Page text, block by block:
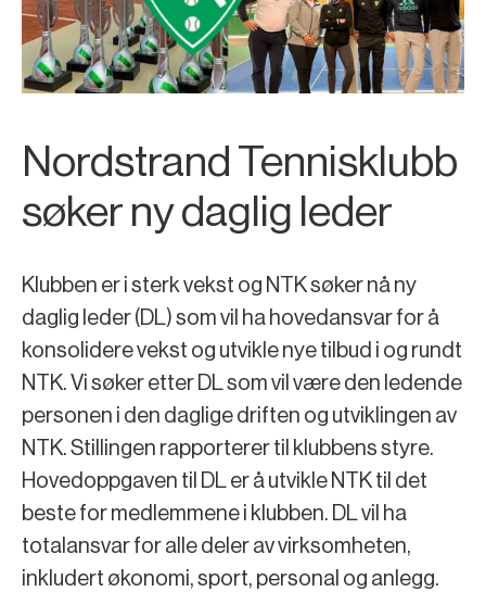
Nordstrand Tennisklubb
søker ny daglig leder
Klubben er i sterk vekst og NTK søker nå ny
daglig leder (DL) som vil ha hovedansvar for å
konsolidere vekst og utvikle nye tilbud i og rundt
NTK. Vi søker etter DL som vil være den ledende
personen i den daglige driften og utviklingen av
NTK. Stillingen rapporterer til klubbens styre.
Hovedoppgaven til DL er å utvikle NTK til det
beste for medlemmene i klubben. DL vil ha
totalansvar for alle deler av virksomheten,
inkludert økonomi, sport, personal og anlegg.